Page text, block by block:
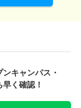
ンキャンパス・
く確認！